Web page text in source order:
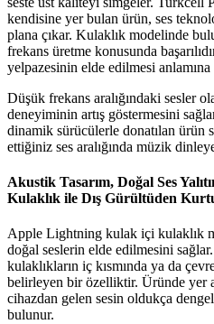
kendisine yer bulan ürün, ses
plana çıkar. Kulaklık modelinde
frekans üretme konusunda
yelpazesinin elde edilmesi anlamına
Düşük frekans aralığındaki sesler
deneyiminin artış göstermesini
dinamik sürücülerle donatılan ürün
ettiğiniz ses aralığında müzik
Akustik Tasarım, Doğal Ses
Kulaklık ile Dış Gürültüden
Apple Lightning kulak içi kulaklık
doğal seslerin elde edilmesini
kulaklıkların iç kısmında ya da
belirleyen bir özelliktir. Üründe yer
cihazdan gelen sesin oldukça
bulunur.